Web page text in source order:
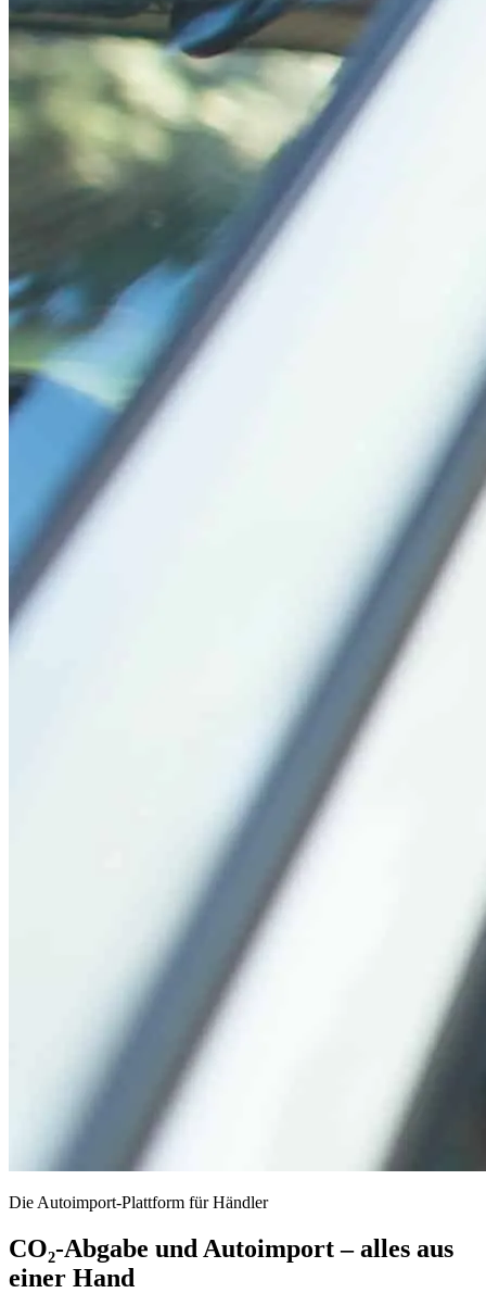
Die Autoimport-Plattform für Händler
CO₂-Abgabe und Autoimport – alles aus
einer Hand